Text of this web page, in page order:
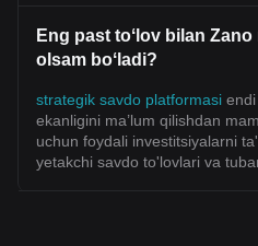
Eng past toʻlov bilan
olsam boʻladi?
strategik savdo platformasi
ekanligini ma’lum qilishdan
uchun foydali investitsiyalarni
yetakchi savdo to'lovlari va